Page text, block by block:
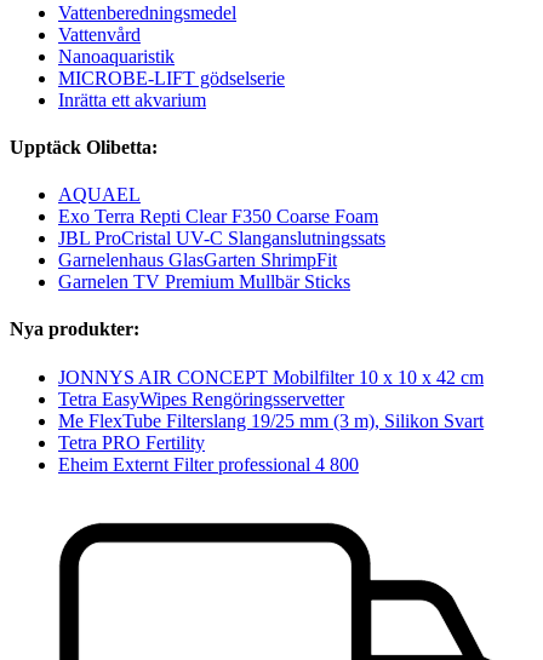
Vattenberedningsmedel
Vattenvård
Nanoaquaristik
MICROBE-LIFT gödselserie
Inrätta ett akvarium
Upptäck Olibetta:
AQUAEL
Exo Terra Repti Clear F350 Coarse Foam
JBL ProCristal UV-C Slanganslutningssats
Garnelenhaus GlasGarten ShrimpFit
Garnelen TV Premium Mullbär Sticks
Nya produkter:
JONNYS AIR CONCEPT Mobilfilter 10 x 10 x 42 cm
Tetra EasyWipes Rengöringsservetter
Me FlexTube Filterslang 19/25 mm (3 m), Silikon Svart
Tetra PRO Fertility
Eheim Externt Filter professional 4 800